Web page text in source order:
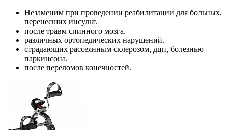
Незаменим при проведении реабилитации для больных,
перенесших инсульт.
после травм спинного мозга.
различных ортопедических нарушений.
страдающих рассеянным склерозом, дцп, болезнью
паркинсона.
после переломов конечностей.